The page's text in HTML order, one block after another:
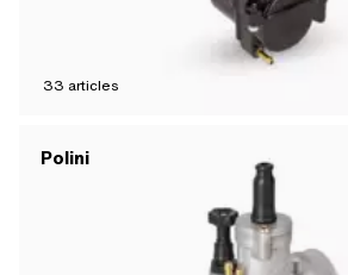
33 articles
Polini